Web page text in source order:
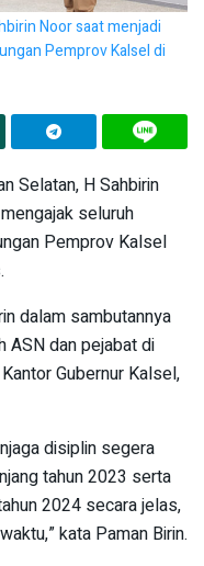
Noor saat menjadi
Pemprov Kalsel di
Selatan, H Sahbirin
seluruh
Pemprov Kalsel
dalam sambutannya
ASN dan pejabat di
Gubernur Kalsel,
disiplin segera
tahun 2023 serta
2024 secara jelas,
kata Paman Birin.